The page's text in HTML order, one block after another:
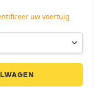
uw voertuig